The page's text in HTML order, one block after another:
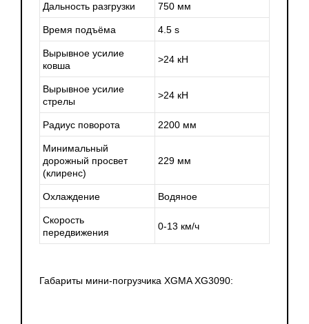
Дальность разгрузки 750 мм
Время подъёма 4.5 s
Вырывное усилие
ковша
>24 кН
Вырывное усилие
стрелы
>24 кН
Радиус поворота 2200 мм
Минимальный
дорожный просвет
(клиренс)
229 мм
Охлаждение Водяное
Скорость
передвижения
0-13 км/ч
Габариты мини-погрузчика XGMA XG3090: